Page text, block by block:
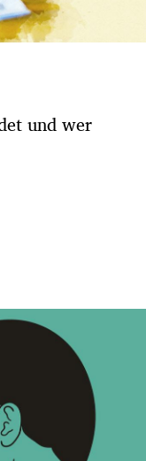
und wer